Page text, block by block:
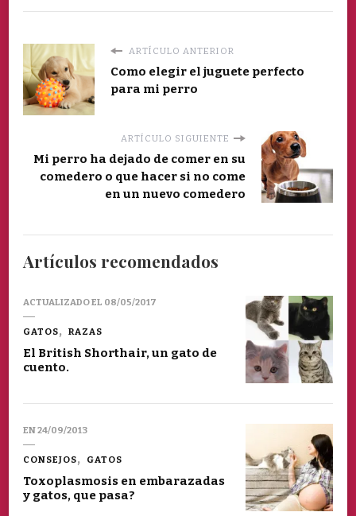
ARTÍCULO ANTERIOR
Como elegir el juguete perfecto
para mi perro
ARTÍCULO SIGUIENTE
Mi perro ha dejado de comer en su
comedero o que hacer si no come
en un nuevo comedero
Artículos recomendados
ACTUALIZADO EL 08/05/2017
GATOS RAZAS
El British Shorthair, un gato de
cuento.
EN24/09/2013
CONSEJOS GATOS
Toxoplasmosis en embarazadas
y gatos, que pasa?